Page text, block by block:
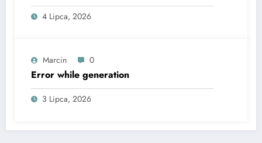
4 Lipca, 2026
Marcin 0
Error while generation
3 Lipca, 2026